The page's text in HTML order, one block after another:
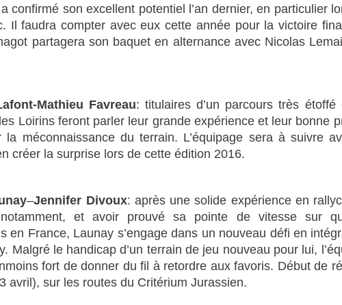
confirmé son excellent potentiel l’an dernier, en particulier
Il faudra compter avec eux cette année pour la victoire
partagera son baquet en alternance avec Nicolas
Mathieu Favreau: titulaires d’un parcours très étoffé
Loirins feront parler leur grande expérience et leur bonne
la méconnaissance du terrain. L’équipage sera à suivre
créer la surprise lors de cette édition 2016.
–Jennifer Divoux: après une solide expérience en
et avoir prouvé sa pointe de vitesse sur
en France, Launay s’engage dans un nouveau défi en
Malgré le handicap d’un terrain de jeu nouveau pour lui,
fort de donner du fil à retordre aux favoris. Début de
avril), sur les routes du Critérium Jurassien.